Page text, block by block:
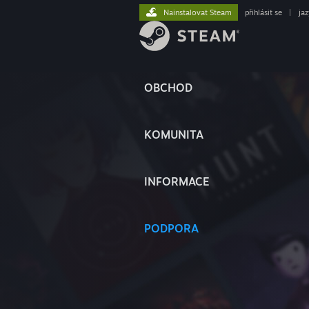
OBCHOD
KOMUNITA
INFORMACE
PODPORA
Nainstalovat Steam přihlásit se